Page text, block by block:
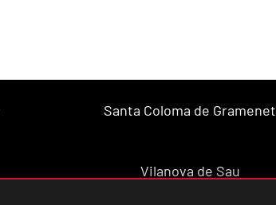
Santa Coloma de Gramenet
Vilanova de Sau